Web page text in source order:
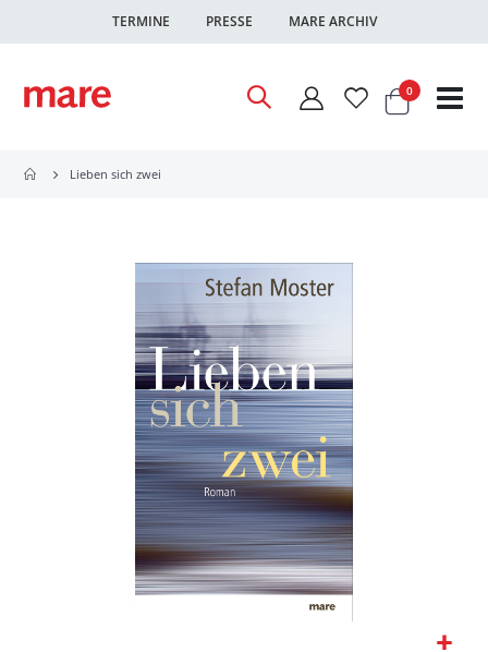
TERMINE PRESSE MARE ARCHIV
Warenkorb
0Artikel
Lieben sich zwei